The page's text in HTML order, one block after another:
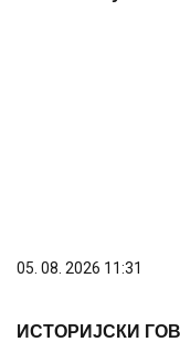
05. 08. 2026 11:31
ИСТОРИЈСКИ